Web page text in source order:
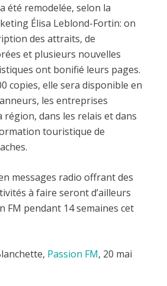
été remodelée, selon la
Élisa Leblond-Fortin: on
des attraits, de
et plusieurs nouvelles
ont bonifié leurs pages.
copies, elle sera disponible en
les entreprises
dans les relais et dans
touristique de
messages radio offrant des
à faire seront d’ailleurs
FM pendant 14 semaines cet
Passion FM, 20 mai